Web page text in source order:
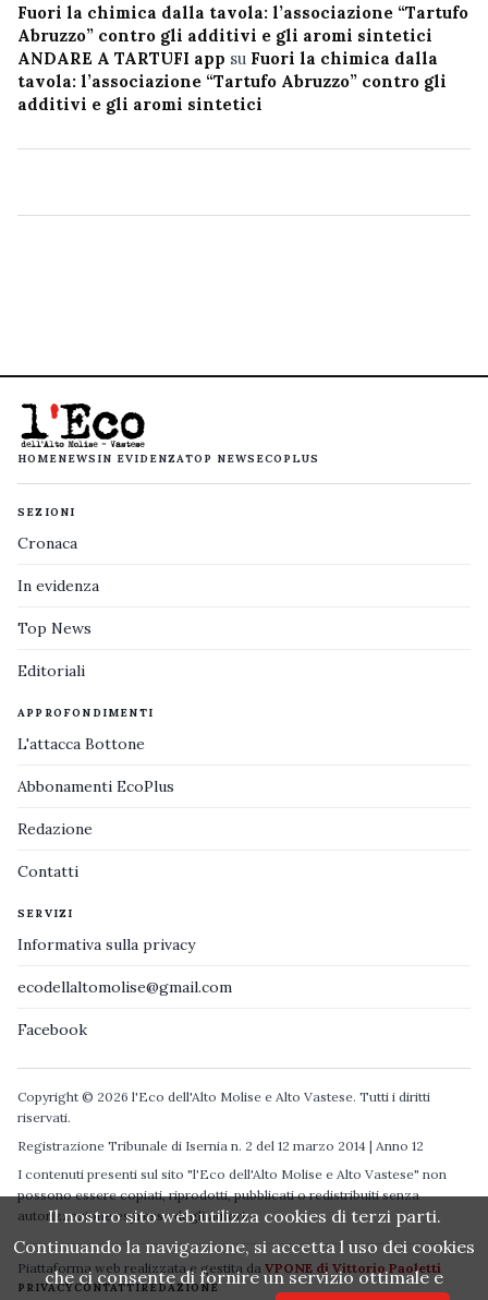
Fuori la chimica dalla tavola: l’associazione “Tartufo
Abruzzo” contro gli additivi e gli aromi sintetici
ANDARE A TARTUFI app su Fuori la chimica dalla
tavola: l’associazione “Tartufo Abruzzo” contro gli
additivi e gli aromi sintetici
HOMENEWS IN EVIDENZATOP NEWS ECOPLUS
SEZIONI
Cronaca
In evidenza
Top News
Editoriali
APPROFONDIMENTI
L'attacca Bottone
Abbonamenti EcoPlus
Redazione
Contatti
SERVIZI
Informativa sulla privacy
ecodellaltomolise@gmail.com
Facebook
Copyright © 2026 l'Eco dell'Alto Molise e Alto Vastese. Tutti i diritti
riservati.
Registrazione Tribunale di Isernia n. 2 del 12 marzo 2014 | Anno 12
I contenuti presenti sul sito "l'Eco dell'Alto Molise e Alto Vastese" non
possono essere copiati, riprodotti, pubblicati o redistribuiti senza
autorizzazione espressa degli autori.
Piattaforma web realizzata e gestita da VPONE di Vittorio Paoletti
PRIVACYCONTATTIREDAZIONE
Il nostro sito web utilizza cookies di terzi parti.
Continuando la navigazione, si accetta l uso dei cookies
che ci consente di fornire un servizio ottimale e